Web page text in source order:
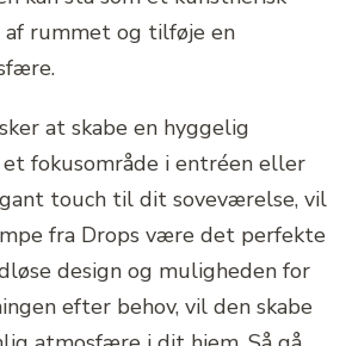
rummet og tilføje en
at skabe en hyggelig
fokusområde i entréen eller
touch til dit soveværelse, vil
fra Drops være det perfekte
design og muligheden for
efter behov, vil den skabe